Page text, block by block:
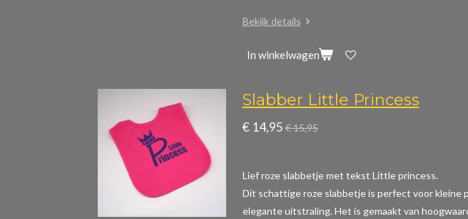
Bekijk details
In winkelwagen
Slabber Little Princess
€ 14,95 € 15,95
Lief roze slabbetje met tekst Little princess.
Dit schattige roze slabbetje is perfect voor kleine
elegante uitstraling. Het is gemaakt van